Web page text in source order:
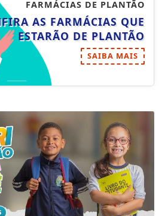
FARMÁCIAS DE PLANTÃO
AS FARMÁCIAS QUE
ESTARÃO DE PLANTÃO
SAIBA MAIS